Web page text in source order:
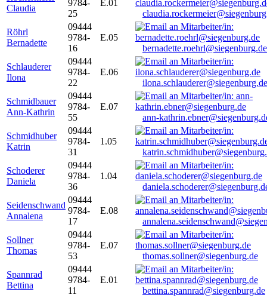
Claudia
9784-
25
E.01
Röhrl
Bernadette
09444
9784-
16
E.05
bernadette.roehrl@siegenburg.de
Schlauderer
Ilona
09444
9784-
22
E.06
ilona.schlauderer@siegenburg.de
Schmidbauer
Ann-Kathrin
09444
9784-
55
E.07
ann-
Schmidhuber
Katrin
09444
9784-
31
1.05
Schoderer
Daniela
09444
9784-
36
1.04
Seidenschwand
Annalena
09444
9784-
17
E.08
Sollner
Thomas
09444
9784-
53
E.07
thomas.sollner@siegenburg.de
Spannrad
Bettina
09444
9784-
11
E.01
bettina.spannrad@siegenburg.de